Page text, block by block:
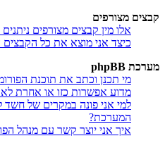
קבצים מצורפים
אלו מין קבצים מצורפים
כיצד אני מוצא את כל הקבצים
מערכת phpBB
מי תכנן וכתב את תוכנת
מדוע אפשרות כזו או אחרת לא
למי אני פונה במקרים של
המערכת?
איך אני יוצר קשר עם מנהל